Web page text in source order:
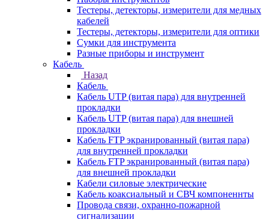
Тестеры, детекторы, измерители для медных
кабелей
Тестеры, детекторы, измерители для оптики
Сумки для инструмента
Разные приборы и инструмент
Кабель
Назад
Кабель
Кабель UTP (витая пара) для внутренней
прокладки
Кабель UTP (витая пара) для внешней
прокладки
Кабель FTP экранированный (витая пара)
для внутренней прокладки
Кабель FTP экранированный (витая пара)
для внешней прокладки
Кабели силовые электрические
Кабель коаксиальный и СВЧ компоненнты
Провода связи, охранно-пожарной
сигнализации